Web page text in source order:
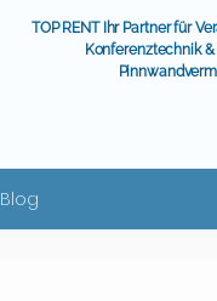
TOP RENT Ihr Partner für
Konferenztechnik
Blog